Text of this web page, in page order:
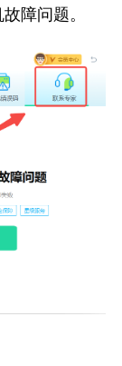
障问题。